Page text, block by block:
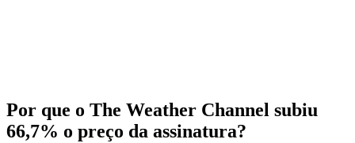
Por que o The Weather Channel subiu
66,7% o preço da assinatura?